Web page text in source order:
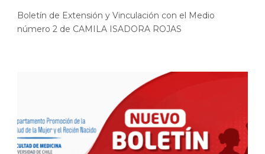
Boletín de Extensión y Vinculación con el Medio
número 2 de CAMILA ISADORA ROJAS